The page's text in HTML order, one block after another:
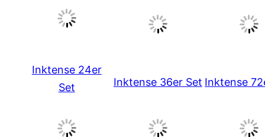
Inktense 24er
Set
Inktense 36er Set Inktense